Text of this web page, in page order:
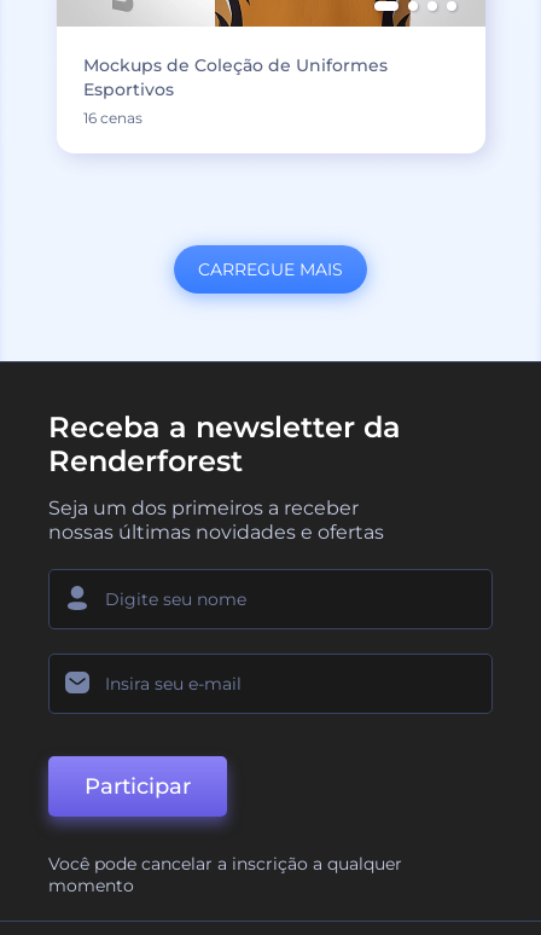
Mockups de Coleção de Uniformes
Esportivos
16 cenas
CARREGUE MAIS
Receba a newsletter da
Renderforest
Seja um dos primeiros a receber
nossas últimas novidades e ofertas
Participar
Você pode cancelar a inscrição a qualquer
momento